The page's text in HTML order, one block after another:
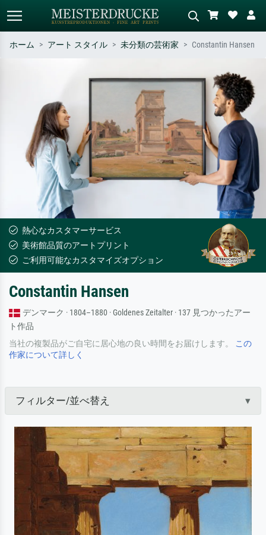
– 例：モネ、星月夜、印象派、北
斎の波、ヌード。
シーンを説明してください – 例：
緑の草原、赤の多い抽象画、暗い
油絵、木のそばの立ち姿のヌー
ド。
ホーム アート スタイル 未分類の芸術家 Constantin Hansen
熱心なカスタマーサービス
美術館品質のアートプリント
ご利用可能なカスタマイズオプション
Constantin Hansen
デンマーク · 1804–1880 · Goldenes Zeitalter · 137 見つかったアー
ト作品
当社の複製品がご自宅に居心地の良い時間をお届けします。
この
作家について詳しく
フィルター/並べ替え